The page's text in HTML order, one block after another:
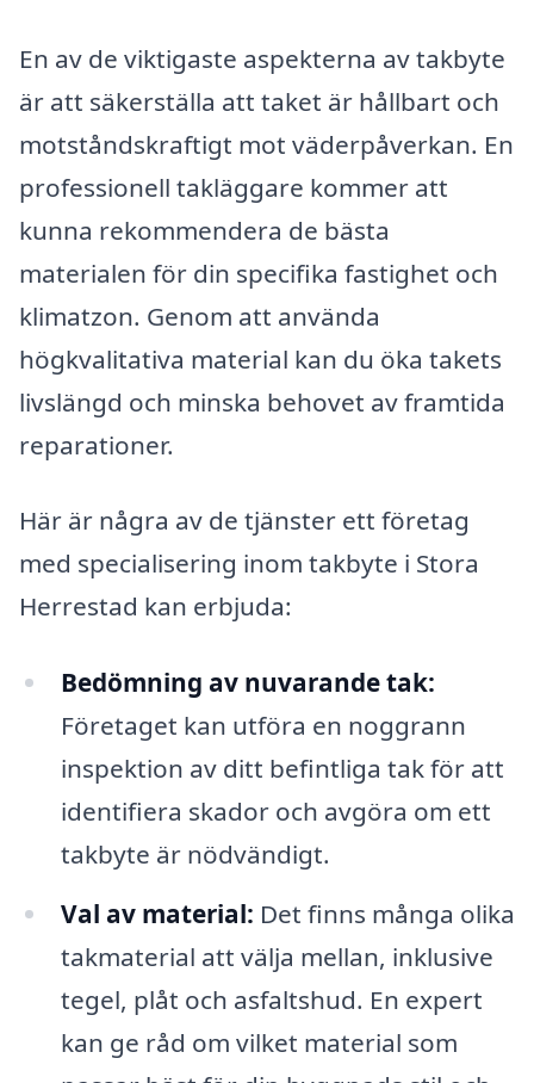
En av de viktigaste aspekterna av takbyte
är att säkerställa att taket är hållbart och
motståndskraftigt mot väderpåverkan. En
professionell takläggare kommer att
kunna rekommendera de bästa
materialen för din specifika fastighet och
klimatzon. Genom att använda
högkvalitativa material kan du öka takets
livslängd och minska behovet av framtida
reparationer.
Här är några av de tjänster ett företag
med specialisering inom takbyte i Stora
Herrestad kan erbjuda:
Bedömning av nuvarande tak:
Företaget kan utföra en noggrann
inspektion av ditt befintliga tak för att
identifiera skador och avgöra om ett
takbyte är nödvändigt.
Val av material: Det finns många olika
takmaterial att välja mellan, inklusive
tegel, plåt och asfaltshud. En expert
kan ge råd om vilket material som